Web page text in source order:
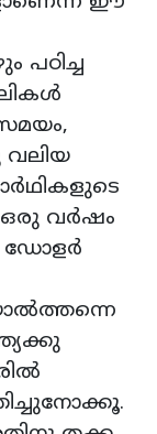
പഠിച്ച
വലിയ
വർഷം
ഡോളർ